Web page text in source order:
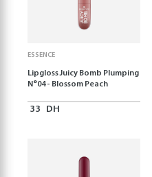
ESSENCE
Lipgloss Juicy Bomb Plumping
N°04 - Blossom Peach
33 DH